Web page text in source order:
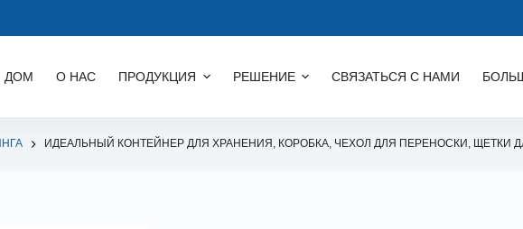
ДОМ О НАС ПРОДУКЦИЯ РЕШЕНИЕ СВЯЗАТЬСЯ С НАМИ
ИДЕАЛЬНЫЙ КОНТЕЙНЕР ДЛЯ ХРАНЕНИЯ, КОРОБКА, ЧЕХОЛ ДЛЯ ПЕРЕНОСКИ, ЩЕТКИ